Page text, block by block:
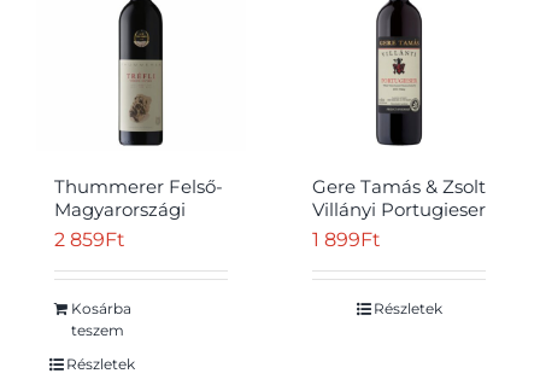
Átvétel
Thummerer Felső-
Magyarországi
Tréfli Cuvée édes
2 859Ft
Kosárba
teszem
Részletek
Gere Tamás & Zsolt
Villányi Portugieser
classicus vörösbor
1 899Ft
Részletek